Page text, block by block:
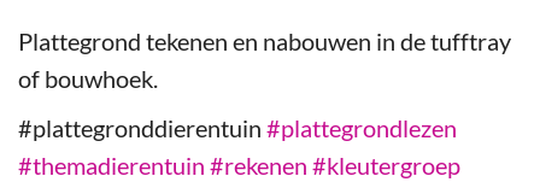
Plattegrond tekenen en nabouwen in de tufftray
of bouwhoek.
#plattegronddierentuin #plattegrondlezen
#themadierentuin #rekenen #kleutergroep